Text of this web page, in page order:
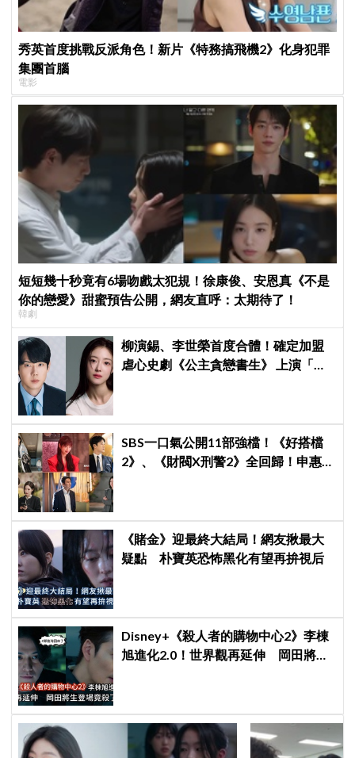
秀英首度挑戰反派角色！新片《特務搞飛機2》化身犯罪
集團首腦
電影
短短幾十秒竟有6場吻戲太犯規！徐康俊、安恩真《不是
你的戀愛》甜蜜預告公開，網友直呼：太期待了！
韓劇
柳演錫、李世榮首度合體！確定加盟
虐心史劇《公主貪戀書生》 上演「朝
SBS一口氣公開11部強檔！《好搭檔
2》、《財閥X刑警2》全回歸！申惠
《賭金》迎最終大結局！網友揪最大
疑點 朴寶英恐怖黑化有望再拚視后
Disney+《殺人者的購物中心2》李棟
旭進化2.0！世界觀再延伸 岡田將生